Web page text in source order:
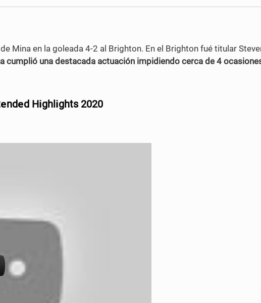
Mina en la goleada 4-2 al Brighton. En el Brighton fué titular
cumplió una destacada actuación impidiendo cerca de 4
Hіghlіghts 2020